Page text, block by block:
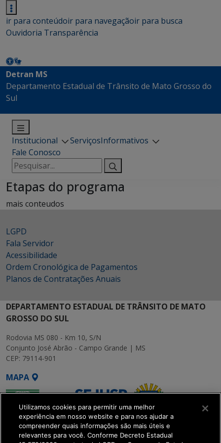
ir para conteúdoir para navegaçãoir para busca
Ouvidoria Transparência
Detran MS
Departamento Estadual de Trânsito de Mato Grosso do
Sul
Institucional ServiçosInformativos
Fale Conosco
Pesquisar
por:
Etapas do programa
mais conteudos
LGPD
Fala Servidor
Acessibilidade
Ordem Cronológica de Pagamentos
Planos de Contratações Anuais
DEPARTAMENTO ESTADUAL DE TRÂNSITO DE MATO
GROSSO DO SUL
Rodovia MS 080 - Km 10, S/N
Conjunto José Abrão - Campo Grande | MS
CEP: 79114-901
MAPA
Utilizamos cookies para permitir uma melhor
experiência em nosso website e para nos ajudar a
compreender quais informações são mais úteis e
relevantes para você. Conforme Decreto Estadual